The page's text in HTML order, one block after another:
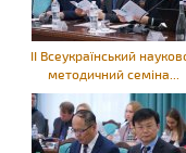
ІІ Всеукраїнський
методичний семіна...